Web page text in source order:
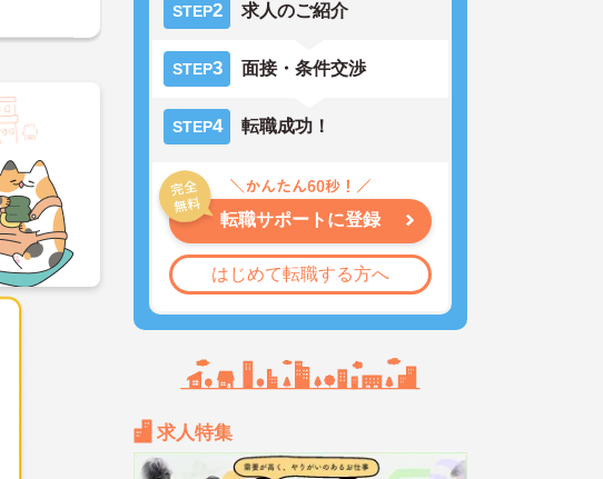
STEP2 求人のご紹介
STEP3 面接・条件交渉
STEP4 転職成功！
転職サポートに登録
はじめて転職する方へ
求人特集